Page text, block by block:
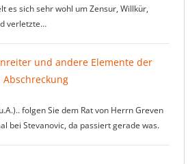
es sich sehr wohl um Zensur, Willkür,
verletzte…
und andere Elemente der
folgen Sie dem Rat von Herrn Greven
bei Stevanovic, da passiert gerade was.